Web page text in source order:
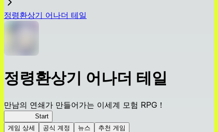
정령환상기 어나더 테일
정령환상기 어나더 테일
만남의 연쇄가 만들어가는 이세계 모험 RPG！
Start
게임 상세
공식 계정 뉴스 추천 게임